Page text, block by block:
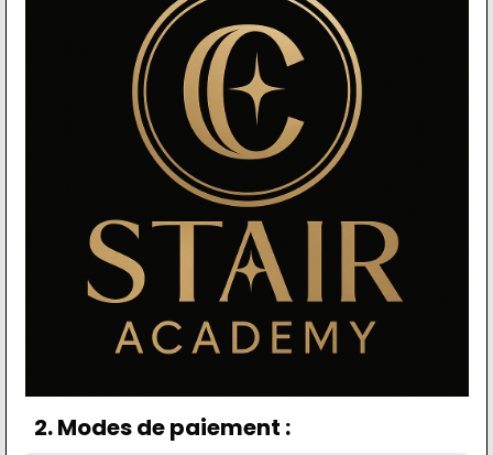
2. Modes de paiement :